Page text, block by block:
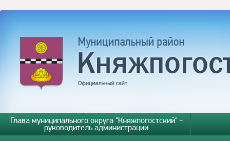
Глава муниципального округа "Княжпогостский" -
руководитель администрации